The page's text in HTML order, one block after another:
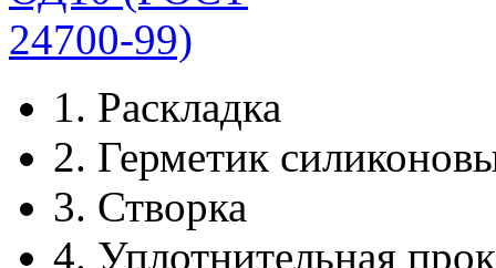
1. Раскладка
2. Герметик
3. Створка
4. Уплотнительная